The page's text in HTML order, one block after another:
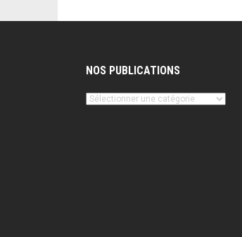
NOS PUBLICATIONS
Nos